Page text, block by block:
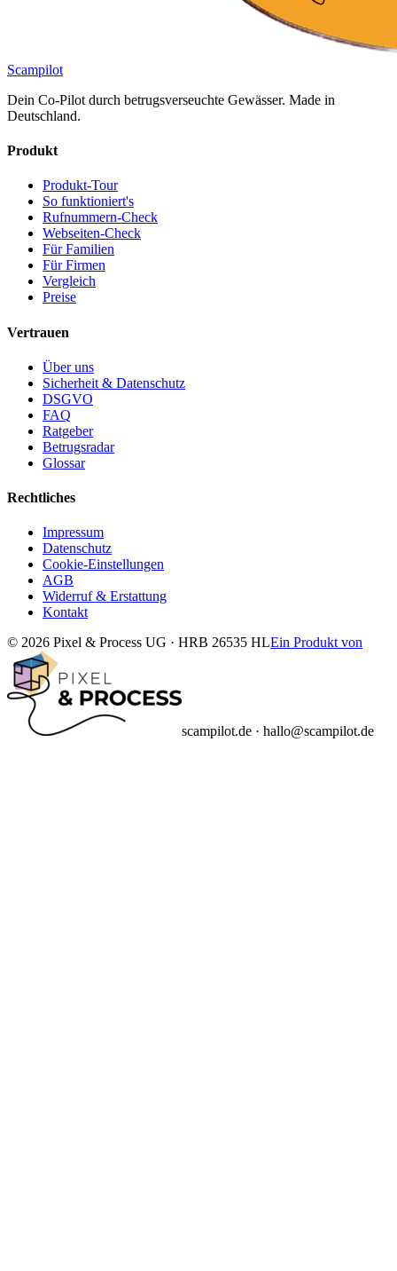
Scampilot
Dein Co-Pilot durch betrugsverseuchte Gewässer. Made in
Deutschland.
Produkt
Produkt-Tour
So funktioniert's
Rufnummern-Check
Webseiten-Check
Für Familien
Für Firmen
Vergleich
Preise
Vertrauen
Über uns
Sicherheit & Datenschutz
DSGVO
FAQ
Ratgeber
Betrugsradar
Glossar
Rechtliches
Impressum
Datenschutz
Cookie-Einstellungen
AGB
Widerruf & Erstattung
Kontakt
© 2026 Pixel & Process UG · HRB 26535 HLEin Produkt von
scampilot.de · hallo@scampilot.de